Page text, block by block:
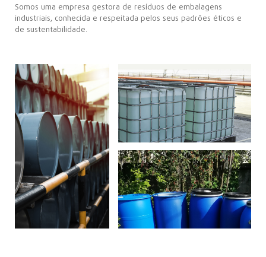
Somos uma empresa gestora de resíduos de embalagens
industriais, conhecida e respeitada pelos seus padrões éticos e
de sustentabilidade.